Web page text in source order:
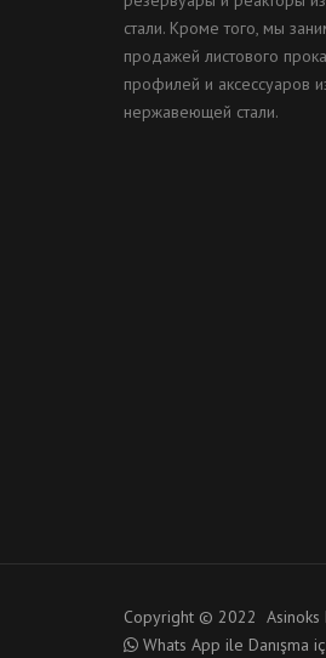
стали. Кроме того, мы
продажей листового
профилей и аксессуаров
нержавеющей стали.
Copyright © 2022 Asinoks
Whats App ile Danışma